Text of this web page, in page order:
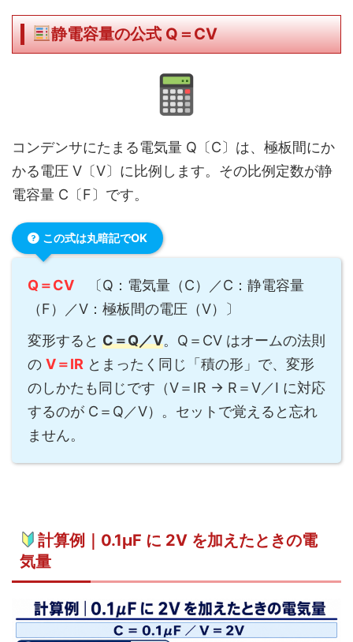
静電容量の公式 Q＝CV
コンデンサにたまる電気量 Q〔C〕は、極板間にか
かる電圧 V〔V〕に比例します。その比例定数が静
電容量 C〔F〕です。
この式は丸暗記でOK
Q＝CV 〔Q：電気量（C）／C：静電容量
（F）／V：極板間の電圧（V）〕
変形すると C＝Q／V。Q＝CV はオームの法則
の V＝IR とまったく同じ「積の形」で、変形
のしかたも同じです（V＝IR → R＝V／I に対応
するのが C＝Q／V）。セットで覚えると忘れ
ません。
計算例｜0.1μF に 2V を加えたときの電
気量